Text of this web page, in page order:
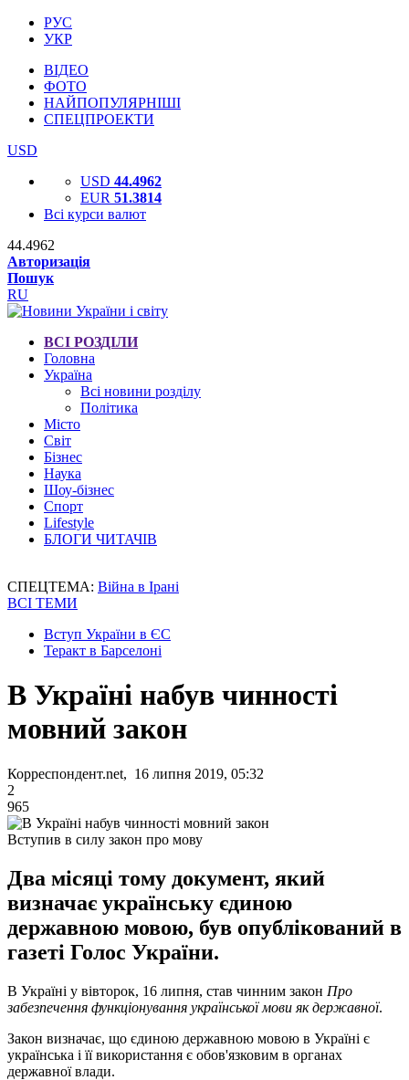
РУС
УКР
ВІДЕО
ФОТО
НАЙПОПУЛЯРНІШІ
СПЕЦПРОЕКТИ
USD
USD 44.4962
EUR 51.3814
Всі курси валют
44.4962
Авторизація
Пошук
RU
ВСІ РОЗДІЛИ
Головна
Україна
Всі новини розділу
Політика
Місто
Світ
Бізнес
Наука
Шоу-бізнес
Спорт
Lifestyle
БЛОГИ ЧИТАЧІВ
СПЕЦТЕМА: Війна в Ірані
ВСІ ТЕМИ
Вступ України в ЄС
Теракт в Барселоні
В Україні набув чинності
мовний закон
Корреспондент.net, 16 липня 2019, 05:32
2
965
Вступив в силу закон про мову
Два місяці тому документ, який
визначає українську єдиною
державною мовою, був опублікований в
газеті Голос України.
В Україні у вівторок, 16 липня, став чинним закон Про
забезпечення функціонування української мови як державної.
Закон визначає, що єдиною державною мовою в Україні є
українська і її використання є обов'язковим в органах
державної влади.